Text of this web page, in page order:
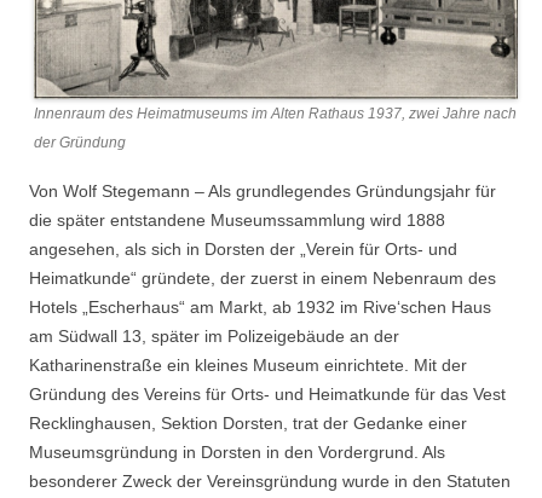
Innenraum des Heimatmuseums im Alten Rathaus 1937, zwei Jahre nach
der Gründung
Von Wolf Stegemann – Als grundlegendes Gründungsjahr für
die später entstandene Museumssammlung wird 1888
angesehen, als sich in Dorsten der „Verein für Orts- und
Heimatkunde“ gründete, der zuerst in einem Nebenraum des
Hotels „Escherhaus“ am Markt, ab 1932 im Rive‘schen Haus
am Südwall 13, später im Polizeigebäude an der
Katharinenstraße ein kleines Museum einrichtete. Mit der
Gründung des Vereins für Orts- und Heimatkunde für das Vest
Recklinghausen, Sektion Dorsten, trat der Gedanke einer
Museumsgründung in Dorsten in den Vordergrund. Als
besonderer Zweck der Vereinsgründung wurde in den Statuten